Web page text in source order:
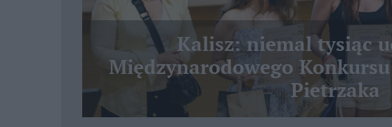
Kalisz: niemal tysiąc
Międzynarodowego
Pietrzaka